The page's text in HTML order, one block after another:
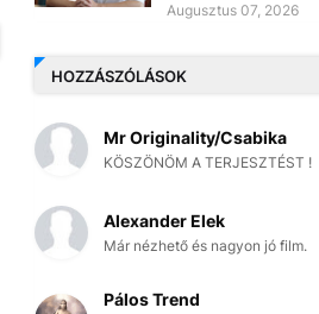
Augusztus 07, 2026
HOZZÁSZÓLÁSOK
Mr Originality/Csabika
KÖSZÖNÖM A TERJESZTÉST !
Alexander Elek
Már nézhető és nagyon jó film.
Pálos Trend